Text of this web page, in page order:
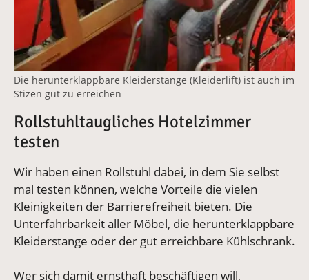
Die herunterklappbare Kleiderstange (Kleiderlift) ist auch im
Stizen gut zu erreichen
Rollstuhltaugliches Hotelzimmer
testen
Wir haben einen Rollstuhl dabei, in dem Sie selbst
mal testen können, welche Vorteile die vielen
Kleinigkeiten der Barrierefreiheit bieten. Die
Unterfahrbarkeit aller Möbel, die herunterklappbare
Kleiderstange oder der gut erreichbare Kühlschrank.
Wer sich damit ernsthaft beschäftigen will,